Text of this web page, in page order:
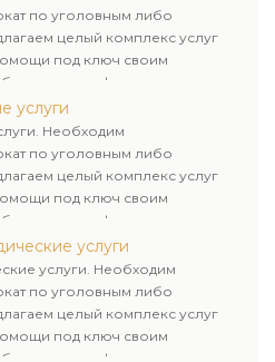
по уголовным либо
целый комплекс услуг
под ключ своим
физических и
подход к каждому
услуги
Необходим
по уголовным либо
целый комплекс услуг
под ключ своим
физических и
подход к каждому
услуги
услуги. Необходим
по уголовным либо
целый комплекс услуг
под ключ своим
физических и